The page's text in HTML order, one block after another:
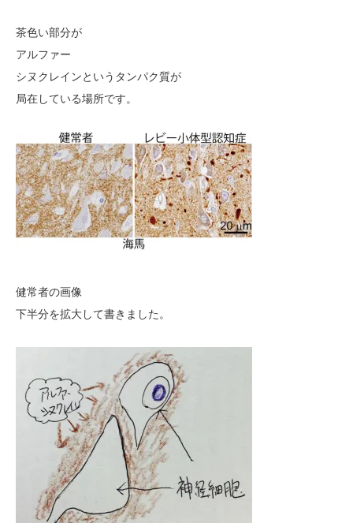
茶色い部分が
アルファー
シヌクレインというタンパク質が
局在している場所です。
健常者の画像
下半分を拡大して書きました。